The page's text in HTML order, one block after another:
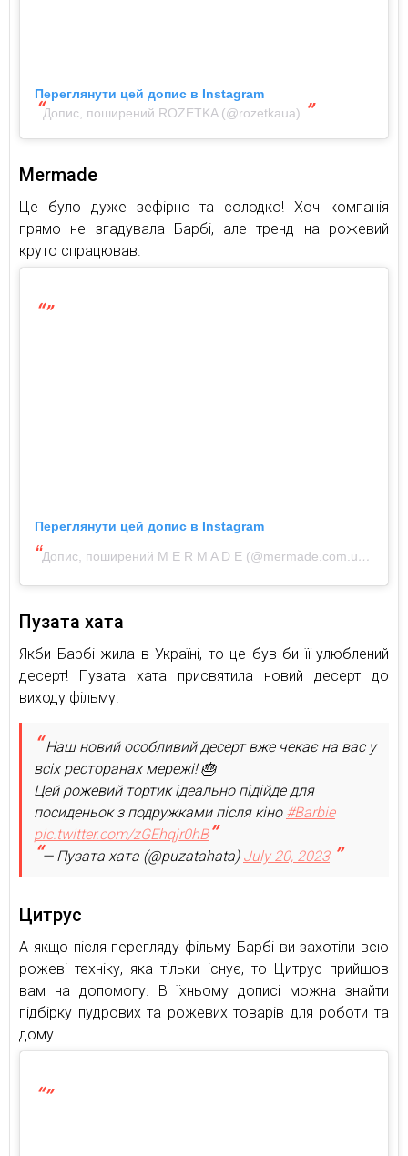
Переглянути цей допис в Instagram
Допис, поширений ROZETKA (@rozetkaua)
Mermade
Це було дуже зефірно та солодко! Хоч компанія
прямо не згадувала Барбі, але тренд на рожевий
круто спрацював.
Переглянути цей допис в Instagram
Допис, поширений M E R M A D E (@mermade.com.ua)
Пузата хата
Якби Барбі жила в Україні, то це був би її улюблений
десерт! Пузата хата присвятила новий десерт до
виходу фільму.
Наш новий особливий десерт вже чекає на вас у
всіх ресторанах мережі! 🎂
Цей рожевий тортик ідеально підійде для
посиденьок з подружками після кіно #Barbie
pic.twitter.com/zGEhqjr0hB
— Пузата хата (@puzatahata) July 20, 2023
Цитрус
А якщо після перегляду фільму Барбі ви захотіли всю
рожеві техніку, яка тільки існує, то Цитрус прийшов
вам на допомогу. В їхньому дописі можна знайти
підбірку пудрових та рожевих товарів для роботи та
дому.